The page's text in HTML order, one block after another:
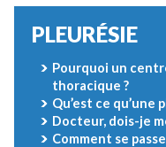
PLEURÉSIE
Pourquoi un
thoracique ?
Qu’est ce qu’une
Docteur, dois-je
Comment se